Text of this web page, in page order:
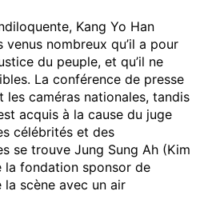
Kang Yo Han
venus nombreux qu’il a pour
du peuple, et qu’il ne
La conférence de presse
les caméras nationales, tandis
acquis à la cause du juge
célébrités et des
se trouve Jung Sung Ah (Kim
la fondation sponsor de
la scène avec un air